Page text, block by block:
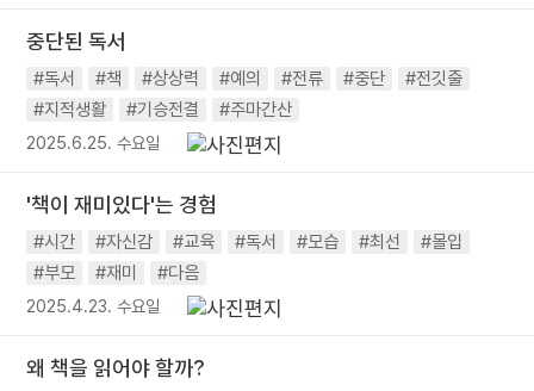
중단된 독서
#독서 #책 #상상력 #예의 #전류 #중단
#전깃줄
#지적생활
#기승전결 #주마간산
2025.6.25. 수요일
'책이 재미있다'는 경험
#시간 #자신감 #교육 #독서 #모습 #최선
#몰입
#부모
#재미 #다음
2025.4.23. 수요일
왜 책을 읽어야 할까?